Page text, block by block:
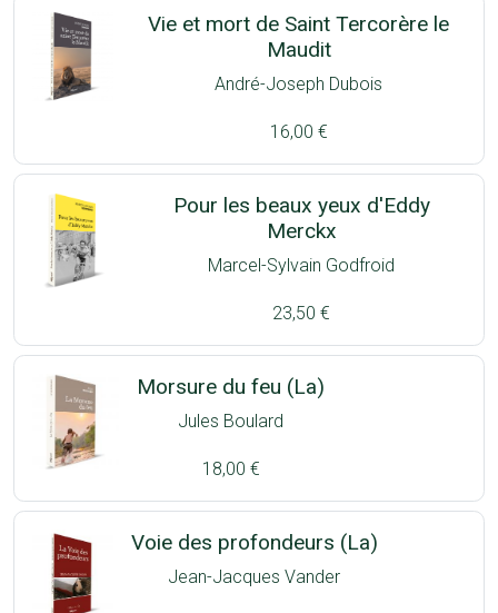
Vie et mort de Saint Tercorère le
Maudit
André-Joseph Dubois
16,00 €
Pour les beaux yeux d'Eddy
Merckx
Marcel-Sylvain Godfroid
23,50 €
Morsure du feu (La)
Jules Boulard
18,00 €
Voie des profondeurs (La)
Jean-Jacques Vander